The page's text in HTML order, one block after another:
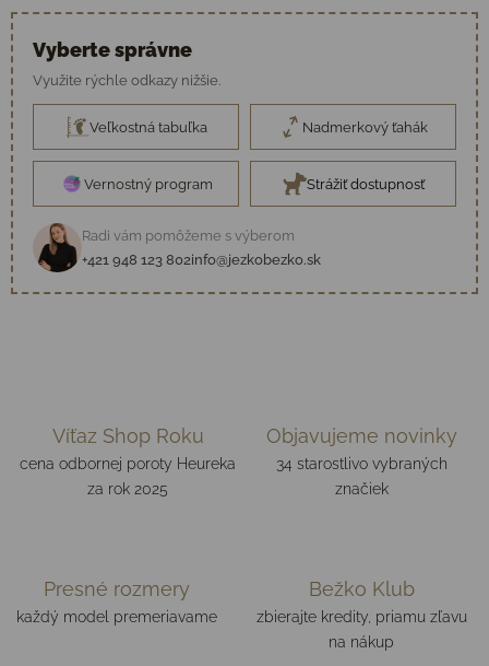
Vyberte správne
Využite rýchle odkazy nižšie.
Veľkostná tabuľka Nadmerkový ťahák
Vernostný program Strážiť dostupnosť
Radi vám pomôžeme s výberom
+421 948 123 802info@jezkobezko.sk
Víťaz Shop Roku
cena odbornej poroty Heureka
za rok 2025
Objavujeme novinky
34 starostlivo vybraných
značiek
Presné rozmery
každý model premeriavame
Bežko Klub
zbierajte kredity, priamu zľavu
na nákup